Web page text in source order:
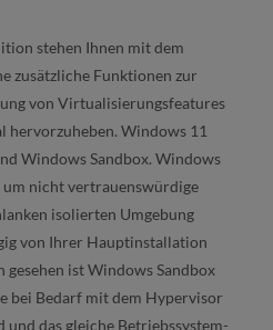
stehen Ihnen mit dem
zusätzliche Funktionen zur
von Virtualisierungsfeatures
hervorzuheben. Windows 11
Windows Sandbox. Windows
um nicht vertrauenswürdige
isolierten Umgebung
von Ihrer Hauptinstallation
ist Windows Sandbox
bei Bedarf mit dem Hypervisor
das gleiche Betriebssystem-